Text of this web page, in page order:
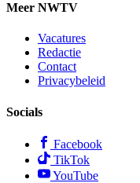
Meer NWTV
Vacatures
Redactie
Contact
Privacybeleid
Socials
Facebook
TikTok
YouTube